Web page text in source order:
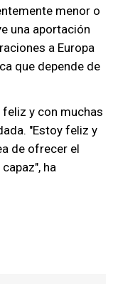
menor o
una aportación
a Europa
que depende de
y con muchas
"Estoy feliz y
de ofrecer el
ha